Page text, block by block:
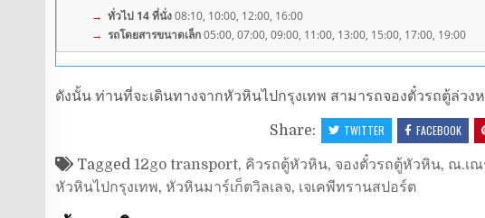
→ ทั่วไป 14 ที่นั่ง08:10, 10:00, 12:00, 16:00
→ รถโดยสารขนาดเล็ก05:00, 07:00, 09:00, 11:00, 13:00, 15:00, 17:00, 19:00
ดังนั้น ท่านที่จะเดินทางจากหัวหินไปกรุงเทพ สามารถจองตั๋วรถตู้ล่วง
Share: TWITTER FACEBOOK
Tagged 12go transport, คิวรถตู้หัวหิน, จองตั๋วรถตู้หัวหิน, ณ.เณ
หัวหินไปกรุงเทพ, หัวหินมาร์เก็ตวิลเลจ, เจเคพีทรานสปอร์ต